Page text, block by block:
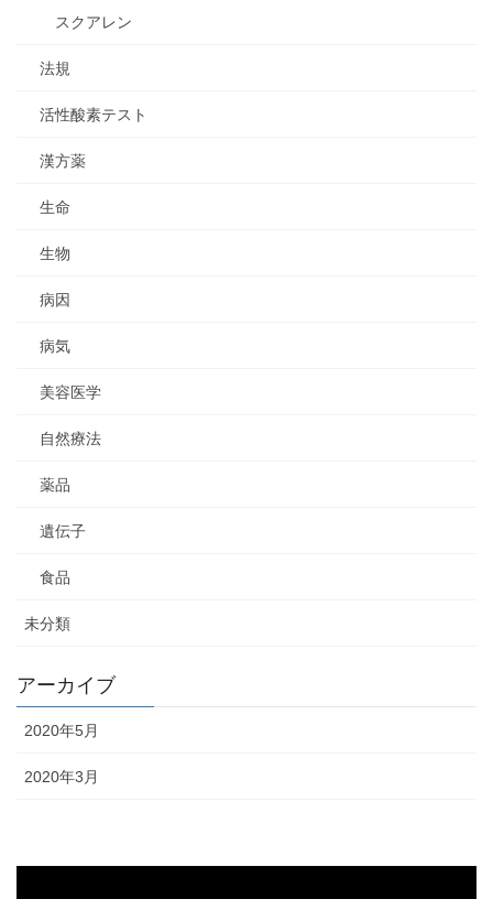
スクアレン
法規
活性酸素テスト
漢方薬
生命
生物
病因
病気
美容医学
自然療法
薬品
遺伝子
食品
未分類
アーカイブ
2020年5月
2020年3月